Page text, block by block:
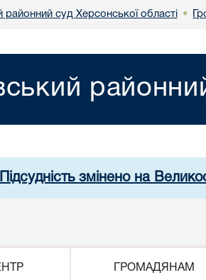
суд Херсонської області •
змінено на
ГРОМАДЯНАМ